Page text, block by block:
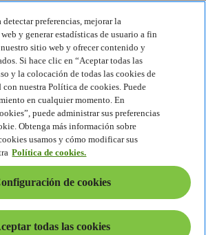
social corporativa
del producto
detectar preferencias, mejorar la
y generar estadísticas de usuario a fin
sitio web y ofrecer contenido y
Si hace clic en “Aceptar todas las
y la colocación de todas las cookies de
nuestra Política de cookies. Puede
en cualquier momento. En
puede administrar sus preferencias
Obtenga más información sobre
usamos y cómo modificar sus
Política de cookies.
de cookies
todas las cookies